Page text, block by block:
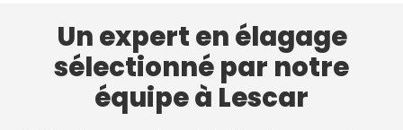
Un expert en élagage
sélectionné par notre
équipe à Lescar